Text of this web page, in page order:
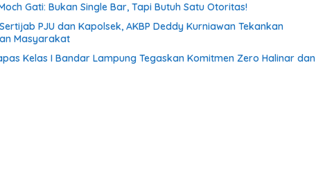
Gati: Bukan Single Bar, Tapi Butuh Satu Otoritas!
PJU dan Kapolsek, AKBP Deddy Kurniawan Tekankan
Masyarakat
Kelas I Bandar Lampung Tegaskan Komitmen Zero Halinar dan